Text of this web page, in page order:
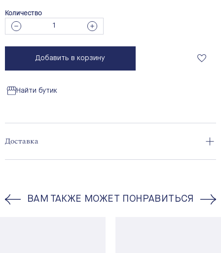
Количество
Добавить в корзину
Найти бутик
Доставка
ВАМ ТАКЖЕ МОЖЕТ ПОНРАВИТЬСЯ